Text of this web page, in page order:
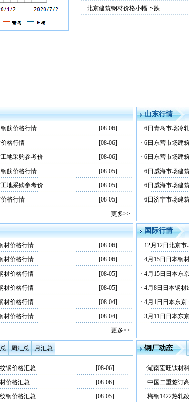
· 北京建筑钢材价格小幅下跌
筋价格行情
[08-06]
格行情
[08-06]
地采购参考价
[08-06]
筋价格行情
[08-05]
地采购参考价
[08-05]
格行情
[08-05]
更多>>
山东行情
· 6日青岛市场冷
· 6日东营市场建
· 6日东营市场建
· 6日威海市场建
· 6日威海市场建
· 6日济宁市场建
材价格行情
[08-06]
材价格行情
[08-06]
材价格行情
[08-05]
材价格行情
[08-05]
材价格行情
[08-04]
材价格行情
[08-04]
更多>>
国际行情
· 12月12日北京
· 4月15日日本钢
· 4月15日日本东
· 4月8日日本钢材
· 4月1日日本东
· 3月11日日本东
周汇总 月汇总
钢价格汇总
[08-06]
价格汇总
[08-06]
钢价格汇总 [08-05]
钢厂动态
·湖南宏旺钛材
·中国二重签订
·梅钢1422热轧